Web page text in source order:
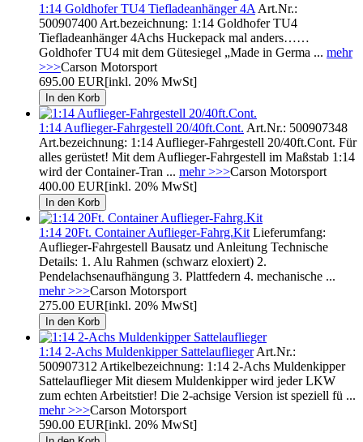
1:14 Goldhofer TU4 Tiefladeanhänger 4A Art.Nr.:
500907400 Art.bezeichnung: 1:14 Goldhofer TU4
Tiefladeanhänger 4Achs Huckepack mal anders……
Goldhofer TU4 mit dem Gütesiegel „Made in Germa ... mehr
>>>Carson Motorsport
695.00 EUR[inkl. 20% MwSt]
1:14 Auflieger-Fahrgestell 20/40ft.Cont. Art.Nr.: 500907348
Art.bezeichnung: 1:14 Auflieger-Fahrgestell 20/40ft.Cont. Für
alles gerüstet! Mit dem Auflieger-Fahrgestell im Maßstab 1:14
wird der Container-Tran ... mehr >>>Carson Motorsport
400.00 EUR[inkl. 20% MwSt]
1:14 20Ft. Container Auflieger-Fahrg.Kit Lieferumfang:
Auflieger-Fahrgestell Bausatz und Anleitung Technische
Details: 1. Alu Rahmen (schwarz eloxiert) 2.
Pendelachsenaufhängung 3. Plattfedern 4. mechanische ...
mehr >>>Carson Motorsport
275.00 EUR[inkl. 20% MwSt]
1:14 2-Achs Muldenkipper SattelaufliegerArt.Nr.:
500907312 Artikelbezeichnung: 1:14 2-Achs Muldenkipper
Sattelauflieger Mit diesem Muldenkipper wird jeder LKW
zum echten Arbeitstier! Die 2-achsige Version ist speziell fü ...
mehr >>>Carson Motorsport
590.00 EUR[inkl. 20% MwSt]